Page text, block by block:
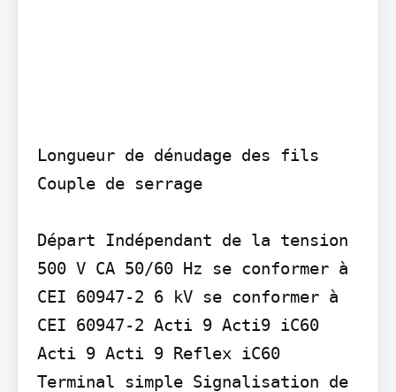
Longueur de dénudage des fils
Couple de serrage
Départ Indépendant de la tension
500 V CA 50/60 Hz se conformer à
CEI 60947-2 6 kV se conformer à
CEI 60947-2 Acti 9 Acti9 iC60
Acti 9 Acti 9 Reflex iC60
Terminal simple Signalisation de